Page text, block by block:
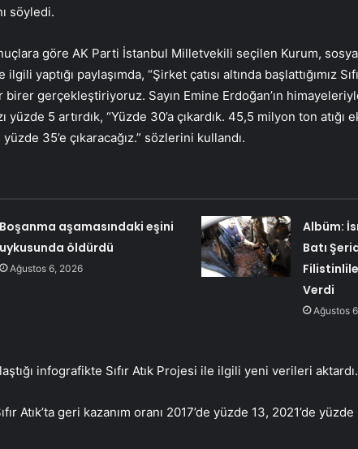
söyledi.
göre AK Parti İstanbul Milletvekili seçilen Kurum,
ilgili yaptığı paylaşımda, “Şirket çatısı altında başlattığımız
gerçekleştiriyoruz. Sayın Emine Erdoğan’ın
yüzde 5 artırdık, “Yüzde 30’a çıkardık. 45,5 milyon ton atığı
yüzde 35’e çıkaracağız.” sözlerini kullandı.
Boşanma aşamasındaki eşini
uykusunda öldürdü
Ağustos 6, 2026
Albüm:
Batı
Verdi
Ağustos
infografikte Sıfır Atık Projesi ile ilgili yeni verileri aktardı.
Atık’ta geri kazanım oranı 2017’de yüzde 13, 2021’de